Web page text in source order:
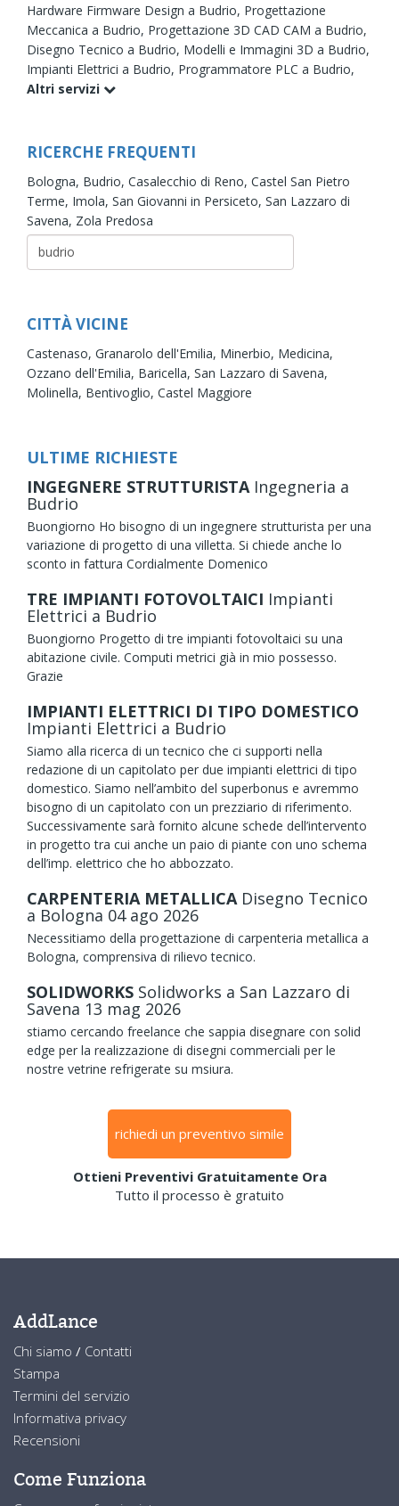
Hardware Firmware Design a Budrio, Progettazione
Meccanica a Budrio, Progettazione 3D CAD CAM a Budrio,
Disegno Tecnico a Budrio, Modelli e Immagini 3D a Budrio,
Impianti Elettrici a Budrio, Programmatore PLC a Budrio,
Altri servizi
RICERCHE FREQUENTI
Bologna, Budrio, Casalecchio di Reno, Castel San Pietro
Terme, Imola, San Giovanni in Persiceto, San Lazzaro di
Savena, Zola Predosa
CITTÀ VICINE
Castenaso, Granarolo dell'Emilia, Minerbio, Medicina,
Ozzano dell'Emilia, Baricella, San Lazzaro di Savena,
Molinella, Bentivoglio, Castel Maggiore
ULTIME RICHIESTE
INGEGNERE STRUTTURISTA Ingegneria a
Budrio
Buongiorno Ho bisogno di un ingegnere strutturista per una
variazione di progetto di una villetta. Si chiede anche lo
sconto in fattura Cordialmente Domenico
TRE IMPIANTI FOTOVOLTAICI Impianti
Elettrici a Budrio
Buongiorno Progetto di tre impianti fotovoltaici su una
abitazione civile. Computi metrici già in mio possesso.
Grazie
IMPIANTI ELETTRICI DI TIPO DOMESTICO
Impianti Elettrici a Budrio
Siamo alla ricerca di un tecnico che ci supporti nella
redazione di un capitolato per due impianti elettrici di tipo
domestico. Siamo nell’ambito del superbonus e avremmo
bisogno di un capitolato con un prezziario di riferimento.
Successivamente sarà fornito alcune schede dell’intervento
in progetto tra cui anche un paio di piante con uno schema
dell’imp. elettrico che ho abbozzato.
CARPENTERIA METALLICA Disegno Tecnico
a Bologna 04 ago 2026
Necessitiamo della progettazione di carpenteria metallica a
Bologna, comprensiva di rilievo tecnico.
SOLIDWORKS Solidworks a San Lazzaro di
Savena 13 mag 2026
stiamo cercando freelance che sappia disegnare con solid
edge per la realizzazione di disegni commerciali per le
nostre vetrine refrigerate su msiura.
richiedi un preventivo simile
Ottieni Preventivi Gratuitamente Ora
Tutto il processo è gratuito
AddLance
Chi siamo / Contatti
Stampa
Termini del servizio
Informativa privacy
Recensioni
Come Funziona